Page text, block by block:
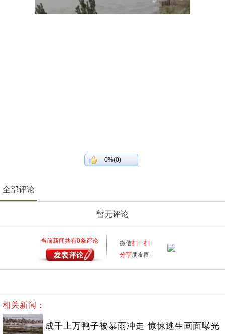
0%(0)
全部评论
暂无评论
当前新闻共有0条评论 微信扫一扫
分享朋友圈
相关新闻：
成千上万鸭子被暴雨冲走 惊悚逃生画面曝光